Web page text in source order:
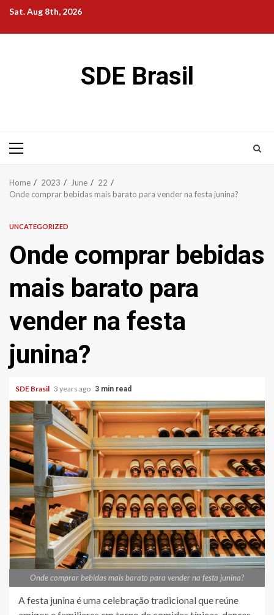
Skip
content
Sat. Aug 8th, 2026
SDE Brasil
Primary
Home 2023 June
22
Onde comprar bebidas mais barato para vender na festa junina?
UNCATEGORIZED
Onde comprar bebidas
mais barato para
vender na festa
junina?
SDE Brasil 3 years ago 3 min read
Onde comprar bebidas mais barato para vender na festa junina?
A festa junina é uma celebração tradicional que reúne